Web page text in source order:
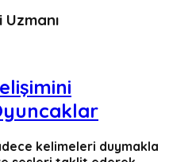
kelimeleri duymakla